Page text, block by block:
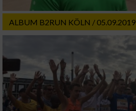
ALBUM B2RUN KÖLN / 05.09.2019